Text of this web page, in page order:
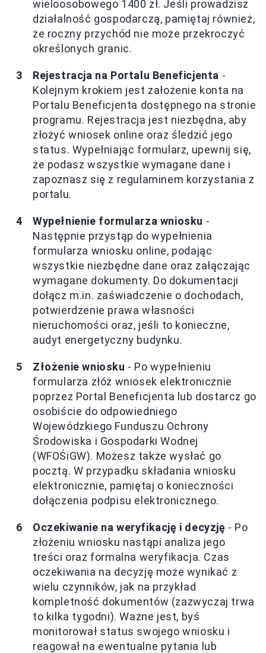
wieloosobowego 1400 zł. Jeśli prowadzisz
działalność gospodarczą, pamiętaj również,
że roczny przychód nie może przekroczyć
określonych granic.
Rejestracja na Portalu Beneficjenta -
Kolejnym krokiem jest założenie konta na
Portalu Beneficjenta dostępnego na stronie
programu. Rejestracja jest niezbędna, aby
złożyć wniosek online oraz śledzić jego
status. Wypełniając formularz, upewnij się,
że podasz wszystkie wymagane dane i
zapoznasz się z regulaminem korzystania z
portalu.
Wypełnienie formularza wniosku -
Następnie przystąp do wypełnienia
formularza wniosku online, podając
wszystkie niezbędne dane oraz załączając
wymagane dokumenty. Do dokumentacji
dołącz m.in. zaświadczenie o dochodach,
potwierdzenie prawa własności
nieruchomości oraz, jeśli to konieczne,
audyt energetyczny budynku.
Złożenie wniosku - Po wypełnieniu
formularza złóż wniosek elektronicznie
poprzez Portal Beneficjenta lub dostarcz go
osobiście do odpowiedniego
Wojewódzkiego Funduszu Ochrony
Środowiska i Gospodarki Wodnej
(WFOŚiGW). Możesz także wysłać go
pocztą. W przypadku składania wniosku
elektronicznie, pamiętaj o konieczności
dołączenia podpisu elektronicznego.
Oczekiwanie na weryfikację i decyzję - Po
złożeniu wniosku nastąpi analiza jego
treści oraz formalna weryfikacja. Czas
oczekiwania na decyzję może wynikać z
wielu czynników, jak na przykład
kompletność dokumentów (zazwyczaj trwa
to kilka tygodni). Ważne jest, byś
monitorował status swojego wniosku i
reagował na ewentualne pytania lub